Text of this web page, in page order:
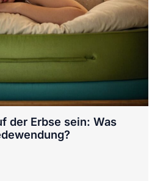
der Erbse sein: Was